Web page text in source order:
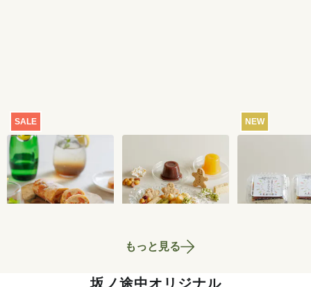
SALE
【特別価格】瀬戸内
レモンのサマーシュ
トーレン 200g
2,519円
おまかせおやつ定期
便[定期宅配]
1,980円
NEW
もっと見る
坂ノ途中オリジナル